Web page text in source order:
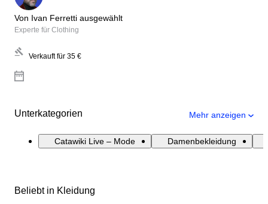
Von Ivan Ferretti ausgewählt
Experte für Clothing
Verkauft für 35 €
Unterkategorien Mehr anzeigen
Catawiki Live – Mode Damenbekleidung
Beliebt in Kleidung